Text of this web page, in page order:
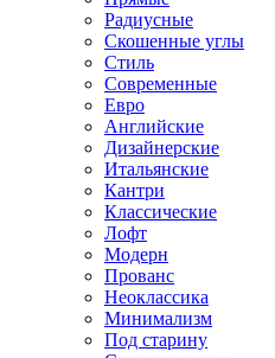
Радиусные
Скошенные углы
Стиль
Современные
Евро
Английские
Дизайнерские
Итальянские
Кантри
Классические
Лофт
Модерн
Прованс
Неоклассика
Минимализм
Под старину